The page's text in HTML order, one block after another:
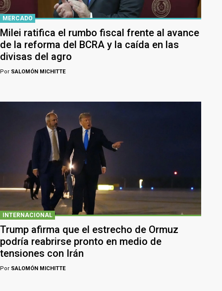
MERCADO
Milei ratifica el rumbo fiscal frente al avance
de la reforma del BCRA y la caída en las
divisas del agro
Por SALOMÓN MICHITTE
INTERNACIONAL
Trump afirma que el estrecho de Ormuz
podría reabrirse pronto en medio de
tensiones con Irán
Por SALOMÓN MICHITTE